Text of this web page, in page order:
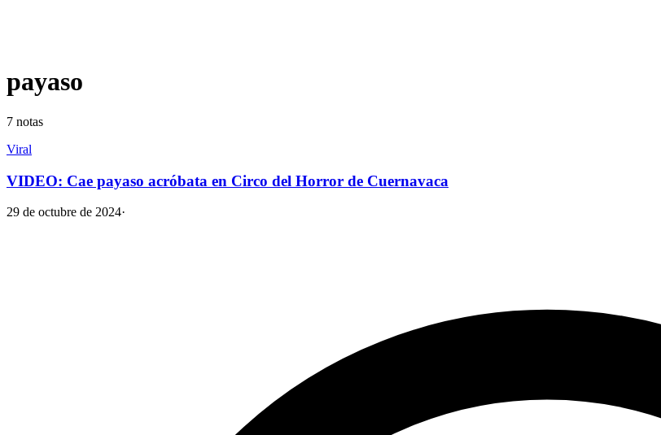
payaso
7 notas
Viral
VIDEO: Cae payaso acróbata en Circo del Horror de Cuernavaca
29 de octubre de 2024·